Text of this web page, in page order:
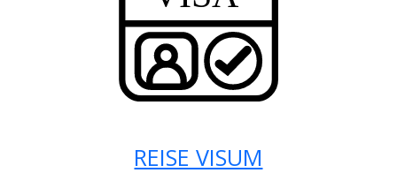
REISE VISUM